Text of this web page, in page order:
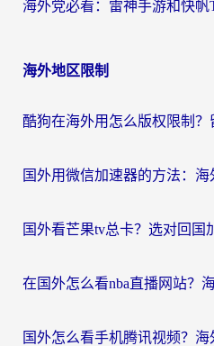
海外地区限制